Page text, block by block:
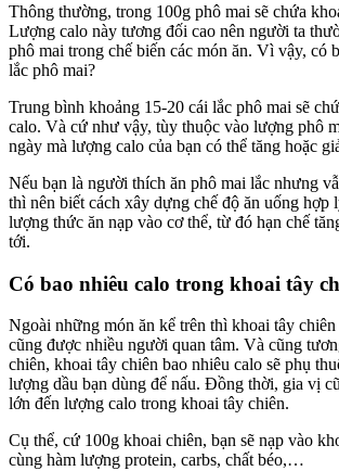
Thông thường, trong 100g phô mai sẽ chứa
Lượng calo này tương đối cao nên người ta
phô mai trong chế biến các món ăn. Vì vậy, có
lắc phô mai?
Trung bình khoảng 15-20 cái lắc phô mai sẽ
calo. Và cứ như vậy, tùy thuộc vào lượng phô
ngày mà lượng calo của bạn có thể tăng hoặc
Nếu bạn là người thích ăn phô mai lắc nhưng
thì nên biết cách xây dựng chế độ ăn uống hợp
lượng thức ăn nạp vào cơ thể, từ đó hạn chế
tới.
Có bao nhiêu calo trong khoai tây
Ngoài những món ăn kể trên thì khoai tây
cũng được nhiều người quan tâm. Và cũng
chiên, khoai tây chiên bao nhiêu calo sẽ phụ
lượng dầu bạn dùng để nấu. Đồng thời, gia vị
lớn đến lượng calo trong khoai tây chiên.
Cụ thể, cứ 100g khoai chiên, bạn sẽ nạp vào
cùng hàm lượng protein, carbs, chất béo,…